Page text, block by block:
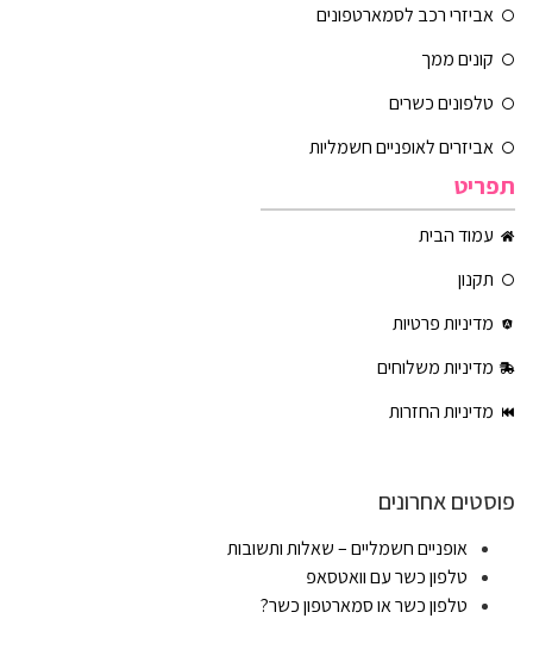
אביזרי רכב לסמארטפונים
קונים ממך
טלפונים כשרים
אביזרים לאופניים חשמליות
תפריט
עמוד הבית
תקנון
מדיניות פרטיות
מדיניות משלוחים
מדיניות החזרות
פוסטים אחרונים
אופניים חשמליים – שאלות ותשובות
טלפון כשר עם וואטסאפ
טלפון כשר או סמארטפון כשר?